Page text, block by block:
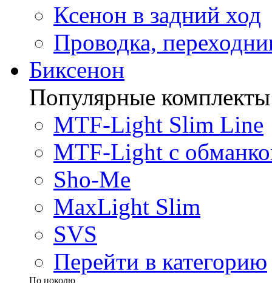
Ксенон в задний ход
Проводка,
Биксенон
Популярные комплекты
MTF-Light Slim Line
MTF-Light с
Sho-Me
MaxLight Slim
SVS
Перейти в категорию
По цоколю